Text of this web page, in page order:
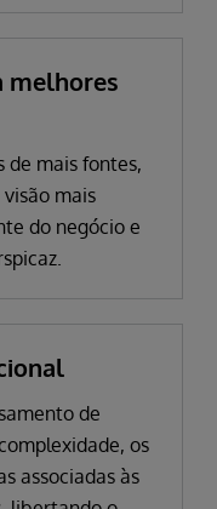
melhores
de mais fontes,
mais
do negócio e
de
os
associadas às